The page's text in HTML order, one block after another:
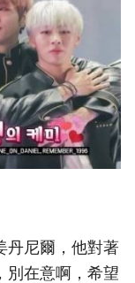
丹尼爾，他對著
別在意啊，希望